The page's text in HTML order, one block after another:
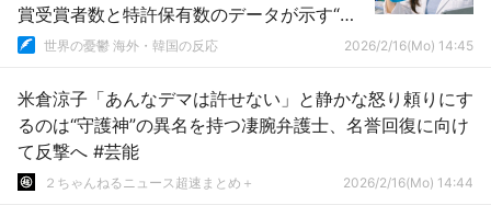
賞受賞者数と特許保有数のデータが示す“技
術大国”の真実」→「想像を絶する…」
世界の憂鬱 海外・韓国の反応 2026/2/16(Mo) 14:45
米倉涼子「あんなデマは許せない」と静かな怒り頼りにす
るのは“守護神”の異名を持つ凄腕弁護士、名誉回復に向け
て反撃へ #芸能
２ちゃんねるニュース超速まとめ＋ 2026/2/16(Mo) 14:44